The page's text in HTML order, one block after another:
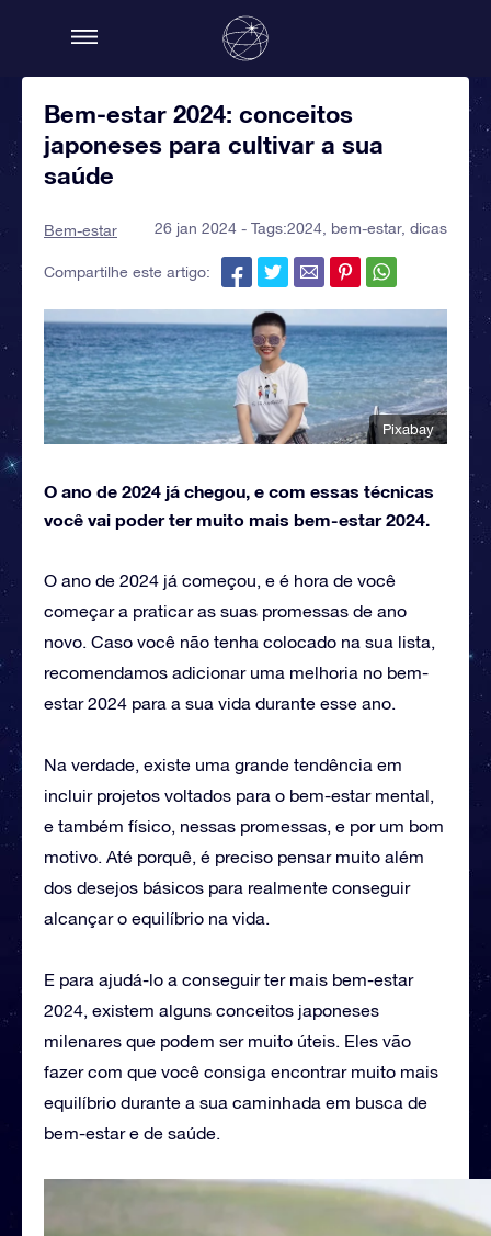
Bem-estar 2024: conceitos
japoneses para cultivar a sua
saúde
Bem-estar 26 jan 2024 - Tags:2024 bem-estar, dicas
Compartilhe este artigo:
Pixabay
O ano de 2024 já chegou, e com essas técnicas
você vai poder ter muito mais bem-estar 2024.
O ano de 2024 já começou, e é hora de você
começar a praticar as suas promessas de ano
novo. Caso você não tenha colocado na sua lista,
recomendamos adicionar uma melhoria no bem-
estar 2024 para a sua vida durante esse ano.
Na verdade, existe uma grande tendência em
incluir projetos voltados para o bem-estar mental,
e também físico, nessas promessas, e por um bom
motivo. Até porquê, é preciso pensar muito além
dos desejos básicos para realmente conseguir
alcançar o equilíbrio na vida.
E para ajudá-lo a conseguir ter mais bem-estar
2024, existem alguns conceitos japoneses
milenares que podem ser muito úteis. Eles vão
fazer com que você consiga encontrar muito mais
equilíbrio durante a sua caminhada em busca de
bem-estar e de saúde.